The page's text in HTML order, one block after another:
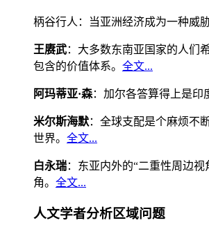
柄谷行人：当亚洲经济成为一种威
王赓武：大多数东南亚国家的人们
包含的价值体系。 全文...
阿玛蒂亚·森：加尔各答算得上是印
米尔斯海默：全球支配是个麻烦不
世界。 全文...
白永瑞：东亚内外的“二重性周边
角。 全文...
人文学者分析区域问题